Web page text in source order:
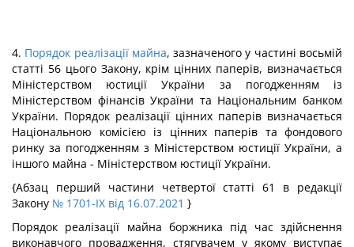
4. Порядок реалізації майна, зазначеного у частині восьмій
статті 56 цього Закону, крім цінних паперів, визначається
Міністерством юстиції України за погодженням із
Міністерством фінансів України та Національним банком
України. Порядок реалізації цінних паперів визначається
Національною комісією із цінних паперів та фондового
ринку за погодженням з Міністерством юстиції України, а
іншого майна - Міністерством юстиції України.
{Абзац перший частини четвертої статті 61 в редакції
Закону № 1701-IX від 16.07.2021 }
Порядок реалізації майна боржника під час здійснення
виконавчого провадження, стягувачем у якому виступає